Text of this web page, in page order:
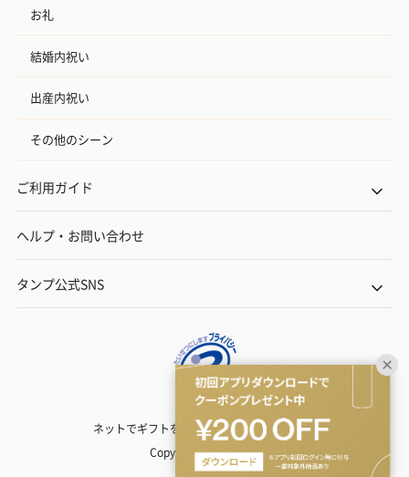
お礼
結婚内祝い
出産内祝い
その他のシーン
ご利用ガイド
ヘルプ・お問い合わせ
タンプ公式SNS
ネットでギフトを贈るなら | TANP（タンプ）
Copyright© TANP Inc.